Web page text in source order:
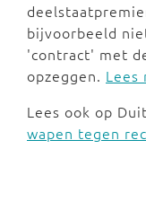
bijvoorbeeld
'contract' met
opzeggen. Lees
Lees ook op
wapen tegen